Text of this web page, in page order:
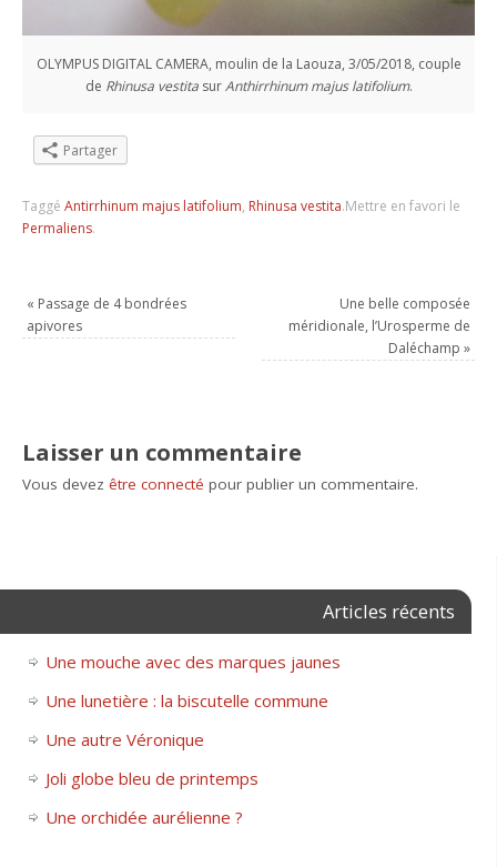
OLYMPUS DIGITAL CAMERA, moulin de la Laouza, 3/05/2018, couple
de Rhinusa vestitasurAnthirrhinum majus latifolium.
Partager
TaggéAntirrhinum majus latifolium, Rhinusa vestita.Mettre en favori le
Permaliens.
« Passage de 4 bondrées
apivores
Une belle composée
méridionale, l’Urosperme de
Daléchamp »
Laisser un commentaire
Vous devezêtre connecté pour publier un commentaire.
Articles récents
Une mouche avec des marques jaunes
Une lunetière : la biscutelle commune
Une autre Véronique
Joli globe bleu de printemps
Une orchidée aurélienne ?